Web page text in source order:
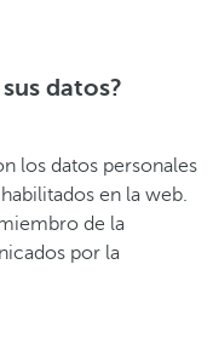
datos?
los datos personales
en la web.
de la
por la